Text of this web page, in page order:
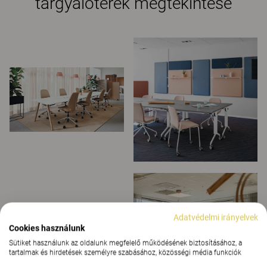
Adatvédelmi irányelvek
Cookies használunk
Sütiket használunk az oldalunk megfelelő működésének biztosításához, a
tartalmak és hirdetések személyre szabásához, közösségi média funkciók